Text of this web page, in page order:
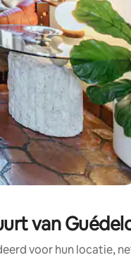
van
voor hun locatie,